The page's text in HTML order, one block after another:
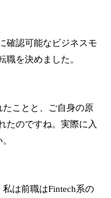
確認可能なビジネスモ
を決めました。
ことと、ご自身の原
たのですね。実際に入
私は前職はFintech系の